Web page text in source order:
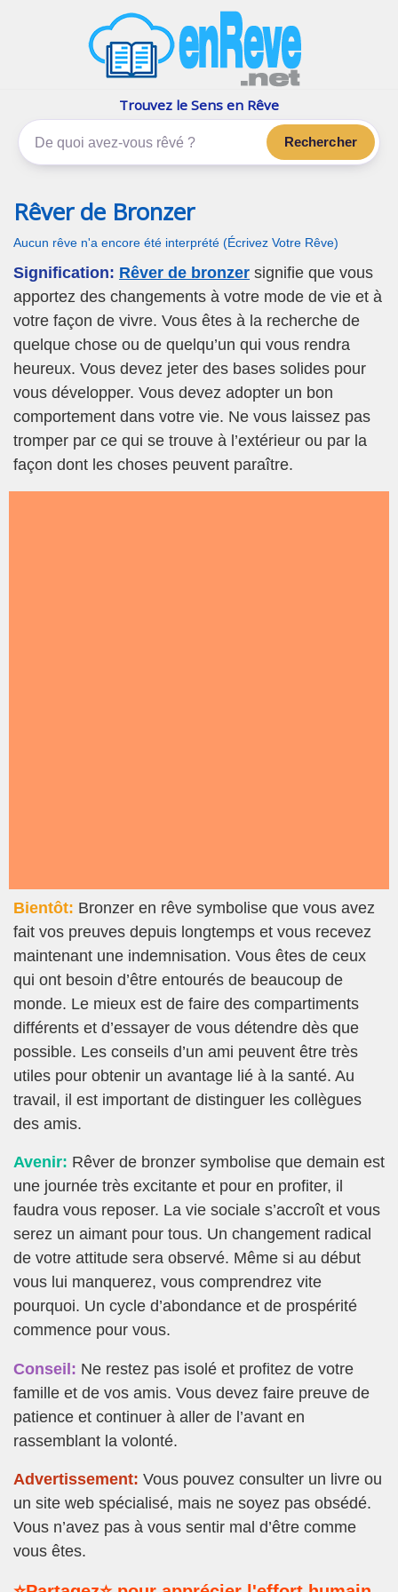
Les rêves, c'est plus que çaTrouvez le Sens en Rêve
Rechercher
Rêver de Bronzer
Aucun rêve n'a encore été interprété (Écrivez Votre Rêve)
Signification: Rêver de bronzer signifie que vous
apportez des changements à votre mode de vie et à
votre façon de vivre. Vous êtes à la recherche de
quelque chose ou de quelqu’un qui vous rendra
heureux. Vous devez jeter des bases solides pour
vous développer. Vous devez adopter un bon
comportement dans votre vie. Ne vous laissez pas
tromper par ce qui se trouve à l’extérieur ou par la
façon dont les choses peuvent paraître.
Bientôt: Bronzer en rêve symbolise que vous avez
fait vos preuves depuis longtemps et vous recevez
maintenant une indemnisation. Vous êtes de ceux
qui ont besoin d’être entourés de beaucoup de
monde. Le mieux est de faire des compartiments
différents et d’essayer de vous détendre dès que
possible. Les conseils d’un ami peuvent être très
utiles pour obtenir un avantage lié à la santé. Au
travail, il est important de distinguer les collègues
des amis.
Avenir: Rêver de bronzer symbolise que demain est
une journée très excitante et pour en profiter, il
faudra vous reposer. La vie sociale s’accroît et vous
serez un aimant pour tous. Un changement radical
de votre attitude sera observé. Même si au début
vous lui manquerez, vous comprendrez vite
pourquoi. Un cycle d’abondance et de prospérité
commence pour vous.
Conseil: Ne restez pas isolé et profitez de votre
famille et de vos amis. Vous devez faire preuve de
patience et continuer à aller de l’avant en
rassemblant la volonté.
Advertissement: Vous pouvez consulter un livre ou
un site web spécialisé, mais ne soyez pas obsédé.
Vous n’avez pas à vous sentir mal d’être comme
vous êtes.